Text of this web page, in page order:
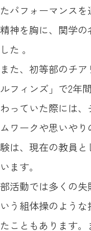
たパフォーマンス
精神を胸に、関学
した 。
また、初等部のチ
ルフィンズ」で2年
わっていた際には
ムワークや思いや
験は、現在の教員
います。
部活動では多くの
いう組体操のよう
たこともあります